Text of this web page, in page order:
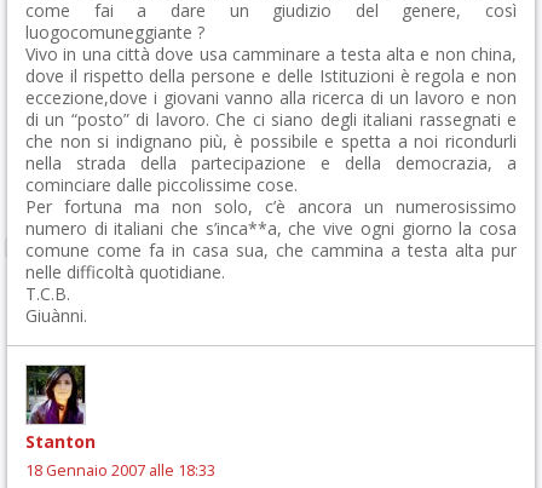
come fai a dare un giudizio del genere, così
luogocomuneggiante ?
Vivo in una città dove usa camminare a testa alta e non china,
dove il rispetto della persone e delle Istituzioni è regola e non
eccezione,dove i giovani vanno alla ricerca di un lavoro e non
di un “posto” di lavoro. Che ci siano degli italiani rassegnati e
che non si indignano più, è possibile e spetta a noi ricondurli
nella strada della partecipazione e della democrazia, a
cominciare dalle piccolissime cose.
Per fortuna ma non solo, c’è ancora un numerosissimo
numero di italiani che s’inca**a, che vive ogni giorno la cosa
comune come fa in casa sua, che cammina a testa alta pur
nelle difficoltà quotidiane.
T.C.B.
Giuànni.
Stanton
18 Gennaio 2007 alle 18:33